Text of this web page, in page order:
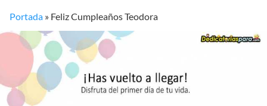
Portada » Feliz Cumpleaños Teodora